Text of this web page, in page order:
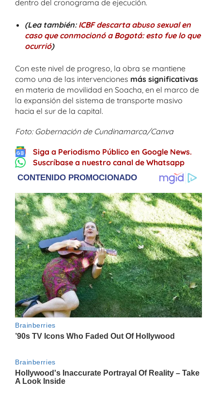
dentro del cronograma de ejecución.
(Lea también: ICBF descarta abuso sexual en
caso que conmocionó a Bogotá: esto fue lo que
ocurrió)
Con este nivel de progreso, la obra se mantiene
como una de las intervenciones más significativas
en materia de movilidad en Soacha, en el marco de
la expansión del sistema de transporte masivo
hacia el sur de la capital.
Foto: Gobernación de Cundinamarca/Canva
Siga a Periodismo Público en Google News.
Suscríbase a nuestro canal de Whatsapp